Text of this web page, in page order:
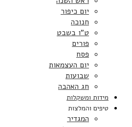
יום כיפור
חנוכה
ט”ו בשבט
פורים
פסח
יום העצמאות
שבועות
חג האהבה
מידות ומשקלות
טיפים והמלצות
המגדיר